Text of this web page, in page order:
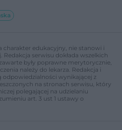
charakter edukacyjny, nie stanowi i
Redakcja serwisu dokłada wszelkich
były poprawne merytorycznie,
należy do lekarza. Redakcja i
wynikającej z
na stronach serwisu, który
polegającej na udzielaniu
art. 3 ust 1 ustawy o